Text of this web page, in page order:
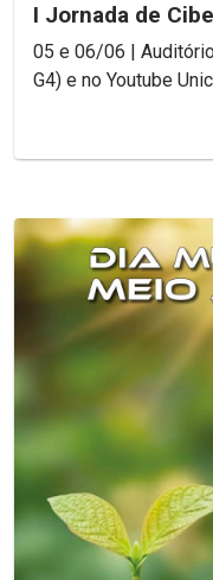
I Jornada de
05 e 06/06 |